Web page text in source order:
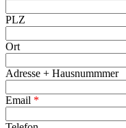
PLZ
Ort
Adresse + Hausnummmer
Email *